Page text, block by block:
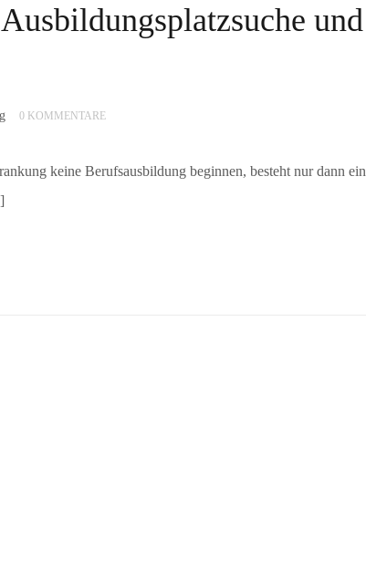
und
0 KOMMENTARE
keine Berufsausbildung beginnen, besteht nur dann ein